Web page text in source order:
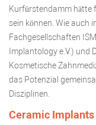
Kurfürstendamm hätte
sein können. Wie auch
Fachgesellschaften
Implantology e.V.) und
Kosmetische
das Potenzial
Disziplinen.
Ceramic